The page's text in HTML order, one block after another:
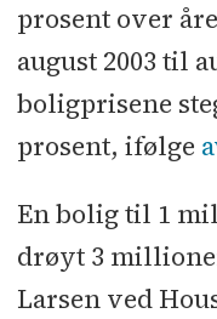
prosent over
august 2003 til
boligprisene
prosent, ifølge
En bolig til 1
drøyt 3
Larsen ved